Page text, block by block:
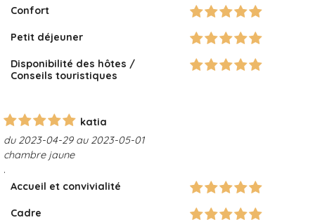
Confort
Petit déjeuner
Disponibilité des hôtes /
Conseils touristiques
katia
du 2023-04-29 au 2023-05-01
chambre jaune
.
Accueil et convivialité
Cadre